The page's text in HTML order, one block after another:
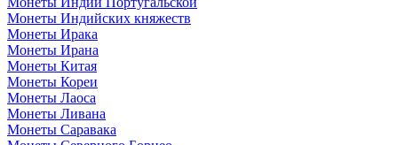
Монеты Индийских княжеств
Монеты Ирака
Монеты Ирана
Монеты Китая
Монеты Кореи
Монеты Лаоса
Монеты Ливана
Монеты Саравака